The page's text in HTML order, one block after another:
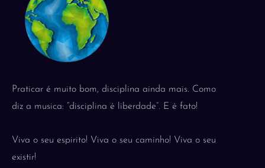
Praticar é muito bom, disciplina ainda mais. Como
diz a musica: “disciplina é liberdade”. E é fato!
Viva o seu espirito! Viva o seu caminho! Viva o seu
existir!